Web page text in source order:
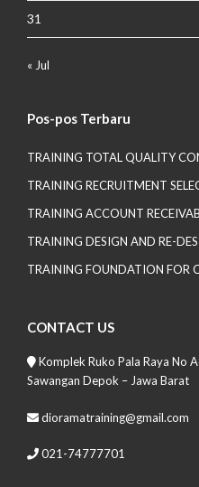
31
« Jul
Pos-pos Terbaru
TRAINING TOTAL QUALITY
TRAINING RECRUITMENT
TRAINING ACCOUNT
TRAINING DESIGN AND RE-
TRAINING FOUNDATION FOR
CONTACT US
Komplek Ruko Pala Raya No
Sawangan Depok – Jawa Barat
dioramatraining@gmail.com
021-74777701